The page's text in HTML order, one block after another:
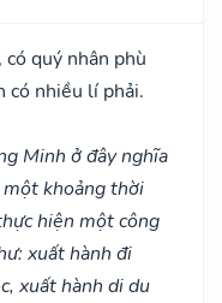
quý nhân phù
có nhiều lí phải.
Minh ở đây nghĩa
khoảng thời
hiện một công
xuất hành đi
xuất hành di du